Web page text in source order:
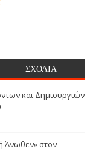
ΣΧΟΛΙΑ
και Δημιουργιών
Άνωθεν» στον